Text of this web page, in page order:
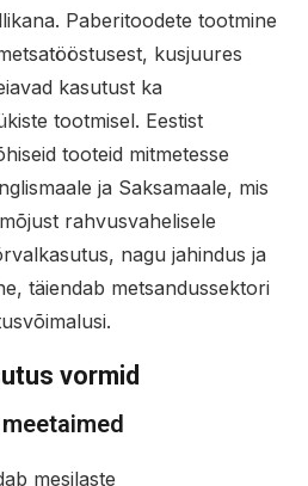
Paberitoodete tootmine
kusjuures
kasutust ka
tootmisel. Eestist
tooteid mitmetesse
ja Saksamaale, mis
rahvusvahelisele
nagu jahindus ja
täiendab metsandussektori
vormid
mesilaste